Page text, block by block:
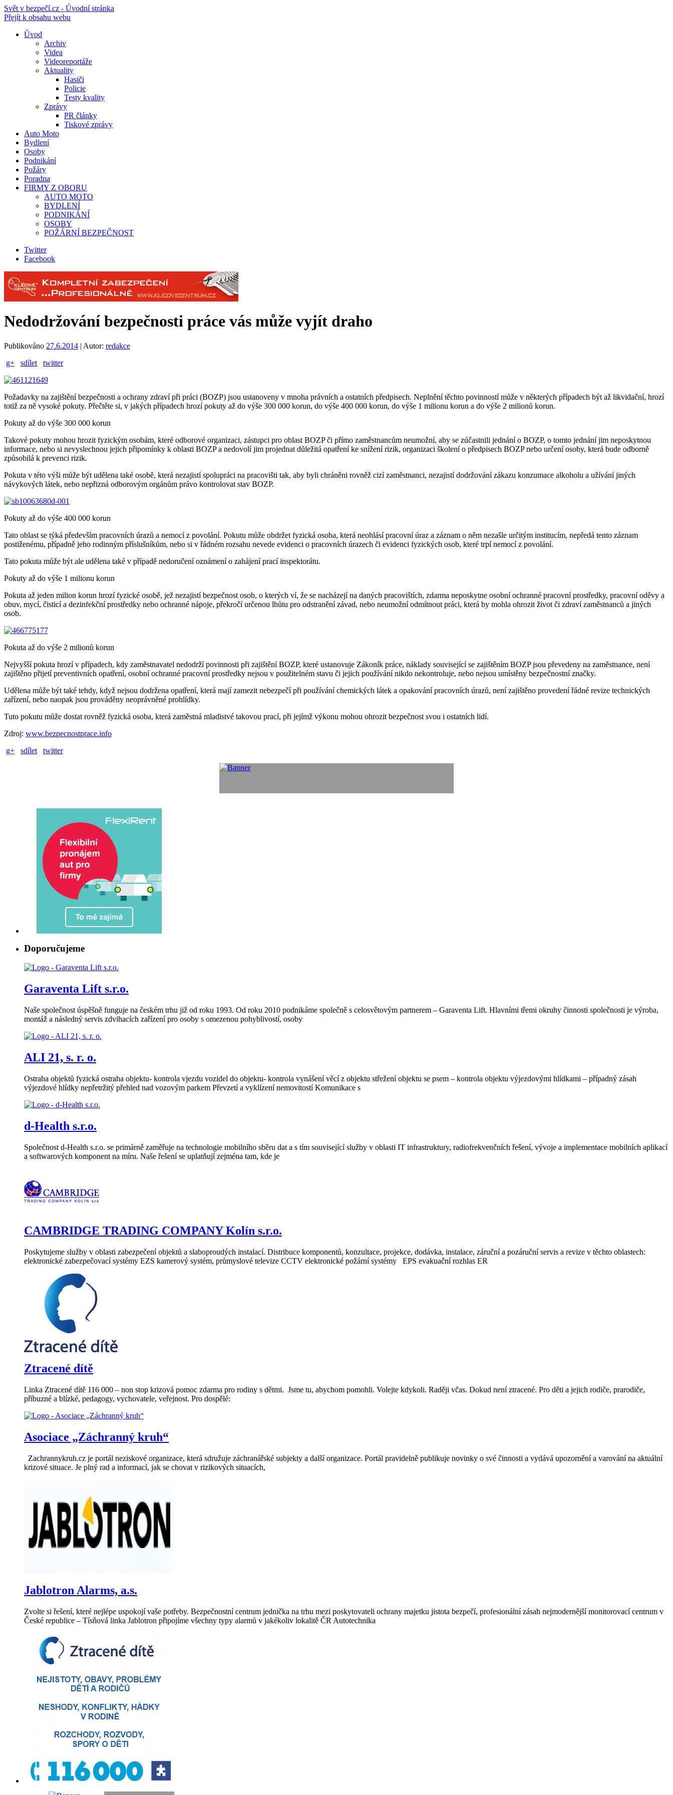
Svět v bezpečí.cz - Úvodní stránka
Přejít k obsahu webu
Úvod
Archiv
Videa
Videoreportáže
Aktuality
Hasiči
Policie
Testy kvality
Zprávy
PR články
Tiskové zprávy
Auto Moto
Bydlení
Osoby
Podnikání
Požáry
Poradna
FIRMY Z OBORU
AUTO MOTO
BYDLENÍ
PODNIKÁNÍ
OSOBY
POŽÁRNÍ BEZPEČNOST
Twitter
Facebook
Nedodržování bezpečnosti práce vás může vyjít draho
Publikováno 27.6.2014 | Autor: redakce
g+
sdílet twitter
Požadavky na zajištění bezpečnosti a ochrany zdraví při práci (BOZP) jsou ustanoveny v mnoha právních a ostatních předpisech. Neplnění těchto povinností může v některých případech být až likvidační, hrozí
totiž za ně vysoké pokuty. Přečtěte si, v jakých případech hrozí pokuty až do výše 300 000 korun, do výše 400 000 korun, do výše 1 milionu korun a do výše 2 milionů korun.
Pokuty až do výše 300 000 korun
Takové pokuty mohou hrozit fyzickým osobám, které odborové organizaci, zástupci pro oblast BOZP či přímo zaměstnancům neumožní, aby se zúčastnili jednání o BOZP, o tomto jednání jim neposkytnou
informace, nebo si nevyslechnou jejich připomínky k oblasti BOZP a nedovolí jim projednat důležitá opatření ke snížení rizik, organizaci školení o předpisech BOZP nebo určení osoby, která bude odborně
způsobilá k prevenci rizik.
Pokuta v této výši může být udělena také osobě, která nezajistí spolupráci na pracovišti tak, aby byli chráněni rovněž cizí zaměstnanci, nezajistí dodržování zákazu konzumace alkoholu a užívání jiných
návykových látek, nebo nepřizná odborovým orgánům právo kontrolovat stav BOZP.
Pokuty až do výše 400 000 korun
Tato oblast se týká především pracovních úrazů a nemocí z povolání. Pokutu může obdržet fyzická osoba, která neohlásí pracovní úraz a záznam o něm nezašle určitým institucím, nepředá tento záznam
postiženému, případně jeho rodinným příslušníkům, nebo si v řádném rozsahu nevede evidenci o pracovních úrazech či evidenci fyzických osob, které trpí nemocí z povolání.
Tato pokuta může být ale udělena také v případě nedoručení oznámení o zahájení prací inspektorátu.
Pokuty až do výše 1 milionu korun
Pokuta až jeden milion korun hrozí fyzické osobě, jež nezajistí bezpečnost osob, o kterých ví, že se nacházejí na daných pracovištích, zdarma neposkytne osobní ochranné pracovní prostředky, pracovní oděvy a
obuv, mycí, čisticí a dezinfekční prostředky nebo ochranné nápoje, překročí určenou lhůtu pro odstranění závad, nebo neumožní odmítnout práci, která by mohla ohrozit život či zdraví zaměstnanců a jiných
osob.
Pokuta až do výše 2 milionů korun
Nejvyšší pokuta hrozí v případech, kdy zaměstnavatel nedodrží povinnosti při zajištění BOZP, které ustanovuje Zákoník práce, náklady související se zajištěním BOZP jsou převedeny na zaměstnance, není
zajištěno přijetí preventivních opatření, osobní ochranné pracovní prostředky nejsou v použitelném stavu či jejich používání nikdo nekontroluje, nebo nejsou umístěny bezpečnostní značky.
Udělena může být také tehdy, když nejsou dodržena opatření, která mají zamezit nebezpečí při používání chemických látek a opakování pracovních úrazů, není zajištěno provedení řádné revize technických
zařízení, nebo naopak jsou prováděny neoprávněné prohlídky.
Tuto pokutu může dostat rovněž fyzická osoba, která zaměstná mladistvé takovou prací, při jejímž výkonu mohou ohrozit bezpečnost svou i ostatních lidí.
Zdroj: www.bezpecnostprace.info
g+
sdílet twitter
Doporučujeme
Garaventa Lift s.r.o.
Naše společnost úspěšně funguje na českém trhu již od roku 1993. Od roku 2010 podnikáme společně s celosvětovým partnerem – Garaventa Lift. Hlavními třemi okruhy činnosti společnosti je výroba,
montáž a následný servis zdvihacích zařízení pro osoby s omezenou pohyblivostí, osoby
ALI 21, s. r. o.
Ostraha objektů fyzická ostraha objektu- kontrola vjezdu vozidel do objektu- kontrola vynášení věcí z objektu střežení objektu se psem – kontrola objektu výjezdovými hlídkami – případný zásah
výjezdové hlídky nepřetržitý přehled nad vozovým parkem Převzetí a vyklízení nemovitostí Komunikace s
d-Health s.r.o.
Společnost d-Health s.r.o. se primárně zaměřuje na technologie mobilního sběru dat a s tím související služby v oblasti IT infrastruktury, radiofrekvenčních řešení, vývoje a implementace mobilních aplikací
a softwarových komponent na míru. Naše řešení se uplatňují zejména tam, kde je
CAMBRIDGE TRADING COMPANY Kolín s.r.o.
Poskytujeme služby v oblasti zabezpečení objektů a slaboproudých instalací. Distribuce komponentů, konzultace, projekce, dodávka, instalace, záruční a pozáruční servis a revize v těchto oblastech:
elektronické zabezpečovací systémy EZS kamerový systém, průmyslové televize CCTV elektronické požární systémy EPS evakuační rozhlas ER
Ztracené dítě
Linka Ztracené dítě 116 000 – non stop krizová pomoc zdarma pro rodiny s dětmi. Jsme tu, abychom pomohli. Volejte kdykoli. Raději včas. Dokud není ztracené. Pro děti a jejich rodiče, prarodiče,
příbuzné a blízké, pedagogy, vychovatele, veřejnost. Pro dospělé:
Asociace „Záchranný kruh“
Zachrannykruh.cz je portál neziskové organizace, která sdružuje záchranářské subjekty a další organizace. Portál pravidelně publikuje novinky o své činnosti a vydává upozornění a varování na aktuální
krizové situace. Je plný rad a informací, jak se chovat v rizikových situacích,
Jablotron Alarms, a.s.
Zvolte si řešení, které nejlépe uspokojí vaše potřeby. Bezpečnostní centrum jednička na trhu mezi poskytovateli ochrany majetku jistota bezpečí, profesionální zásah nejmodernější monitorovací centrum v
České republice – Tísňová linka Jablotron připojíme všechny typy alarmů v jakékoliv lokalitě ČR Autotechnika